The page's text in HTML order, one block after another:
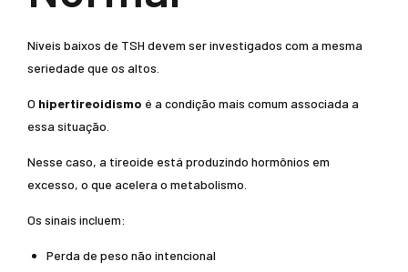
Níveis baixos de TSH devem ser investigados com a mesma
seriedade que os altos.
O hipertireoidismo é a condição mais comum associada a
essa situação.
Nesse caso, a tireoide está produzindo hormônios em
excesso, o que acelera o metabolismo.
Os sinais incluem:
Perda de peso não intencional